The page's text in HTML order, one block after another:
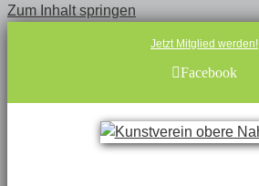
Zum Inhalt springen
Jetzt Mitglied werden!
Facebook